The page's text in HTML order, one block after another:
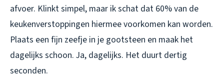
afvoer. Klinkt simpel, maar ik schat dat 60% van de
keukenverstoppingen hiermee voorkomen kan worden.
Plaats een fijn zeefje in je gootsteen en maak het
dagelijks schoon. Ja, dagelijks. Het duurt dertig
seconden.